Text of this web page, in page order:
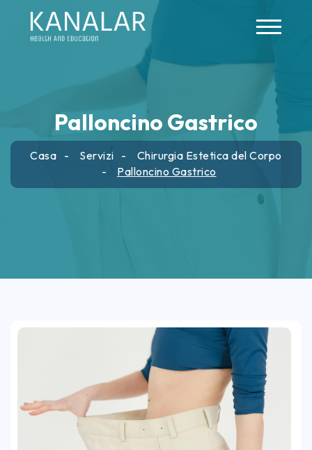
Palloncino Gastrico
Casa Servizi
Chirurgia Estetica del Corpo
Palloncino Gastrico